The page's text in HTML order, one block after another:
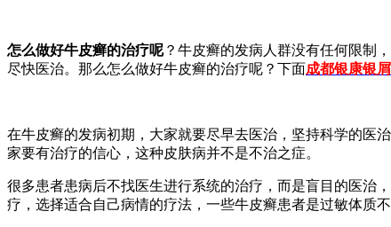
怎么做好牛皮癣的治疗呢？牛皮癣的发病人群没有任何限制
尽快医治。那么怎么做好牛皮癣的治疗呢？下面成都银康银
在牛皮癣的发病初期，大家就要尽早去医治，坚持科学的医
家要有治疗的信心，这种皮肤病并不是不治之症。
很多患者患病后不找医生进行系统的治疗，而是盲目的医治
疗，选择适合自己病情的疗法，一些牛皮癣患者是过敏体质不